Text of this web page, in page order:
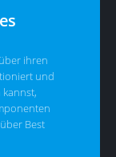
ihren
und
Best